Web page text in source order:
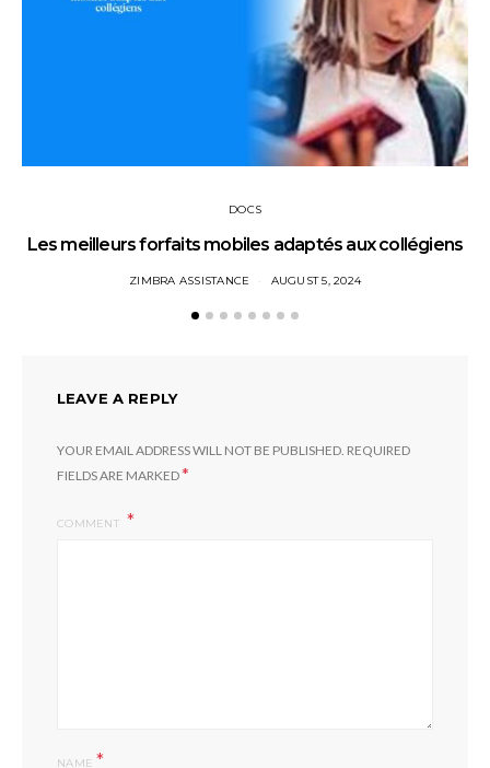
DOCS
Les meilleurs forfaits mobiles adaptés aux collégiens
ZIMBRA ASSISTANCE AUGUST 5, 2024
LEAVE A REPLY
YOUR EMAIL ADDRESS WILL NOT BE PUBLISHED. REQUIRED
FIELDS ARE MARKED*
COMMENT
NAME*